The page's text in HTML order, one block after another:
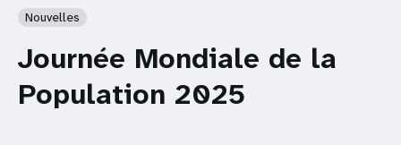
Nouvelles
Journée Mondiale de la
Population 2025